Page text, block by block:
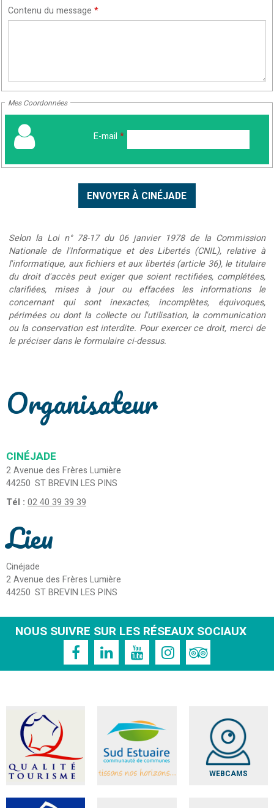
Contenu du message *
Mes Coordonnées
E-mail *
Selon la Loi n° 78-17 du 06 janvier 1978 de la Commission
Nationale de l'Informatique et des Libertés (CNIL), relative à
l'informatique, aux fichiers et aux libertés (article 36), le titulaire
du droit d'accès peut exiger que soient rectifiées, complétées,
clarifiées, mises à jour ou effacées les informations le
concernant qui sont inexactes, incomplètes, équivoques,
périmées ou dont la collecte ou l'utilisation, la communication
ou la conservation est interdite. Pour exercer ce droit, merci de
le préciser dans le formulaire ci-dessus.
Organisateur
CINÉJADE
2 Avenue des Frères Lumière
44250 ST BREVIN LES PINS
Tél : 02 40 39 39 39
Lieu
Cinéjade
2 Avenue des Frères Lumière
44250 ST BREVIN LES PINS
NOUS SUIVRE SUR LES RÉSEAUX SOCIAUX
WEBCAMS